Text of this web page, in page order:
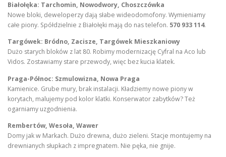
Białołęka: Tarchomin, Nowodwory, Choszczówka
Nowe bloki, deweloperzy dają słabe wideodomofony. Wymieniamy
całe piony. Spółdzielnie z Białołęki mają do nas telefon. 570 933 114.
Targówek: Bródno, Zacisze, Targówek Mieszkaniowy
Dużo starych bloków z lat 80. Robimy modernizację Cyfral na Aco lub
Vidos. Zostawiamy stare przewody, więc bez kucia klatek.
Praga-Północ: Szmulowizna, Nowa Praga
Kamienice. Grube mury, brak instalacji. Kładziemy nowe piony w
korytach, malujemy pod kolor klatki. Konserwator zabytków? Też
ogarniamy uzgodnienia.
Rembertów, Wesoła, Wawer
Domy jak w Markach. Dużo drewna, dużo zieleni. Stacje montujemy na
drewnianych słupkach z impregnatem. Nie pęka, nie gnije.